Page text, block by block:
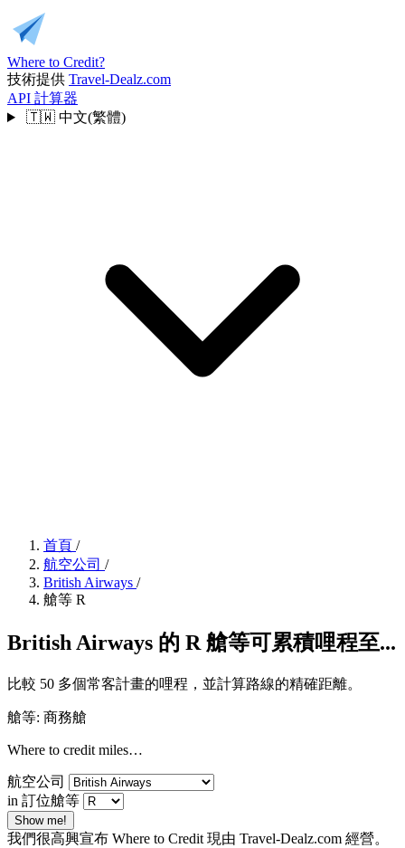
Where to Credit?
技術提供 Travel-Dealz.com
API 計算器
🇹🇼 中文(繁體)
首頁 /
航空公司 /
British Airways /
艙等 R
British Airways 的 R 艙等可累積哩程至...
比較 50 多個常客計畫的哩程，並計算路線的精確距離。
艙等: 商務艙
Where to credit miles…
航空公司
in 訂位艙等
Show me!
我們很高興宣布 Where to Credit 現由 Travel-Dealz.com 經營。